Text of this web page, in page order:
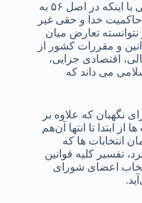
مریم باقی افزود: اصول قانونی اساسی با اینکه در اصل ۵۶ به
خدا و حقی غیر
تعارض میان
کند. اصل ۴ همه قوانین و مقررات کشور از
اقتصادی جزایی،
می داند که
نگهبان که علاوه بر
از ابتدا تا انتها آن‌هم
انتخابات ها که
تفسیر کلیه قوانین
اعضای شورای